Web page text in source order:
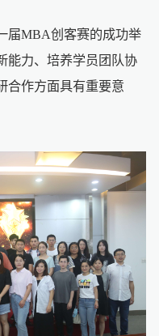
届MBA创客赛的成功举
能力、培养学员团队协
合作方面具有重要意